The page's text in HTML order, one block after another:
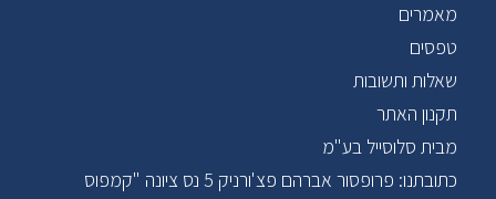
מאמרים
טפסים
שאלות ותשובות
תקנון האתר
מבית סלוסייל בע"מ
כתובתנו: פרופסור אברהם פצ'ורניק 5 נס ציונה "קמפוס